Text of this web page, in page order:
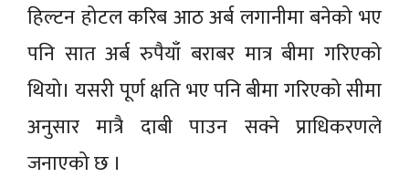
हिल्टन होटल करिब आठ अर्ब लगानीमा बनेको भए
पनि सात अर्ब रुपैयाँ बराबर मात्र बीमा गरिएको
थियो। यसरी पूर्ण क्षति भए पनि बीमा गरिएको सीमा
अनुसार मात्रै दाबी पाउन सक्ने प्राधिकरणले
जनाएको छ ।